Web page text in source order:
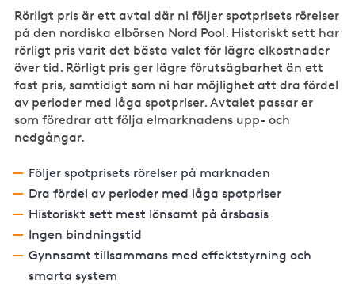
Rörligt pris är ett avtal där ni följer spotprisets rörelser
på den nordiska elbörsen Nord Pool. Historiskt sett har
rörligt pris varit det bästa valet för lägre elkostnader
över tid. Rörligt pris ger lägre förutsägbarhet än ett
fast pris, samtidigt som ni har möjlighet att dra fördel
av perioder med låga spotpriser. Avtalet passar er
som föredrar att följa elmarknadens upp- och
nedgångar.
Följer spotprisets rörelser på marknaden
Dra fördel av perioder med låga spotpriser
Historiskt sett mest lönsamt på årsbasis
Ingen bindningstid
Gynnsamt tillsammans med effektstyrning och
smarta system